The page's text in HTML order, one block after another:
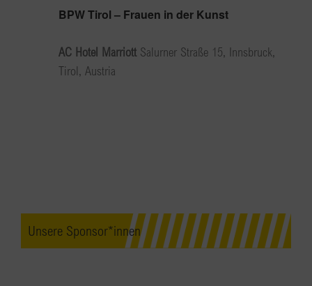
BPW Tirol – Frauen in der Kunst
AC Hotel Marriott Salurner Straße 15, Innsbruck,
Tirol, Austria
Unsere Sponsor*innen